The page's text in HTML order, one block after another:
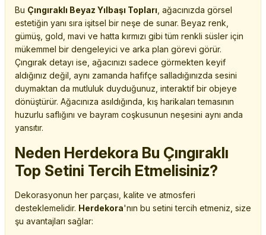
Bu Çıngıraklı Beyaz Yılbaşı Topları , ağacınızda görsel
estetiğin yanı sıra işitsel bir neşe de sunar. Beyaz renk,
gümüş, gold, mavi ve hatta kırmızı gibi tüm renkli süsler için
mükemmel bir dengeleyici ve arka plan görevi görür.
Çıngırak detayı ise, ağacınızı sadece görmekten keyif
aldığınız değil, aynı zamanda hafifçe salladığınızda sesini
duymaktan da mutluluk duyduğunuz, interaktif bir objeye
dönüştürür. Ağacınıza asıldığında, kış harikaları temasının
huzurlu saflığını ve bayram coşkusunun neşesini aynı anda
yansıtır.
Neden Herdekora Bu Çıngıraklı
Top Setini Tercih Etmelisiniz?
Dekorasyonun her parçası, kalite ve atmosferi
desteklemelidir. Herdekora'nın bu setini tercih etmeniz, size
şu avantajları sağlar: